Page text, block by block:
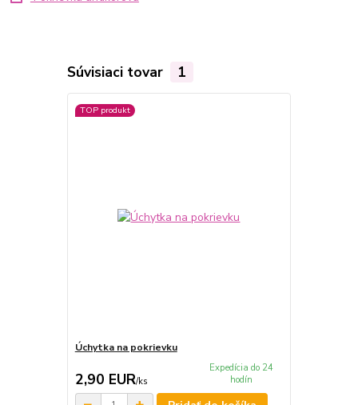
Súvisiaci tovar 1
TOP produkt
Úchytka na pokrievku
2,90 EUR/ks
Expedícia do 24
hodín